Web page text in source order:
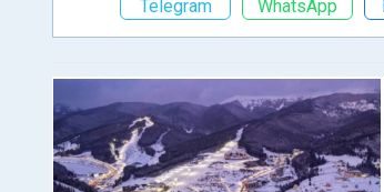
Telegram WhatsApp